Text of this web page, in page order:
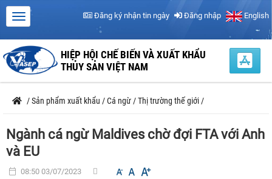
Đăng ký nhận tin ngày Đăng nhập English
HIỆP HỘI CHẾ BIẾN VÀ XUẤT KHẨU
THỦY SẢN VIỆT NAM
/Sản phẩm xuất khẩu /Cá ngừ /Thị trường thế giới /
Ngành cá ngừ Maldives chờ đợi FTA với Anh
và EU
08:50 03/07/2023